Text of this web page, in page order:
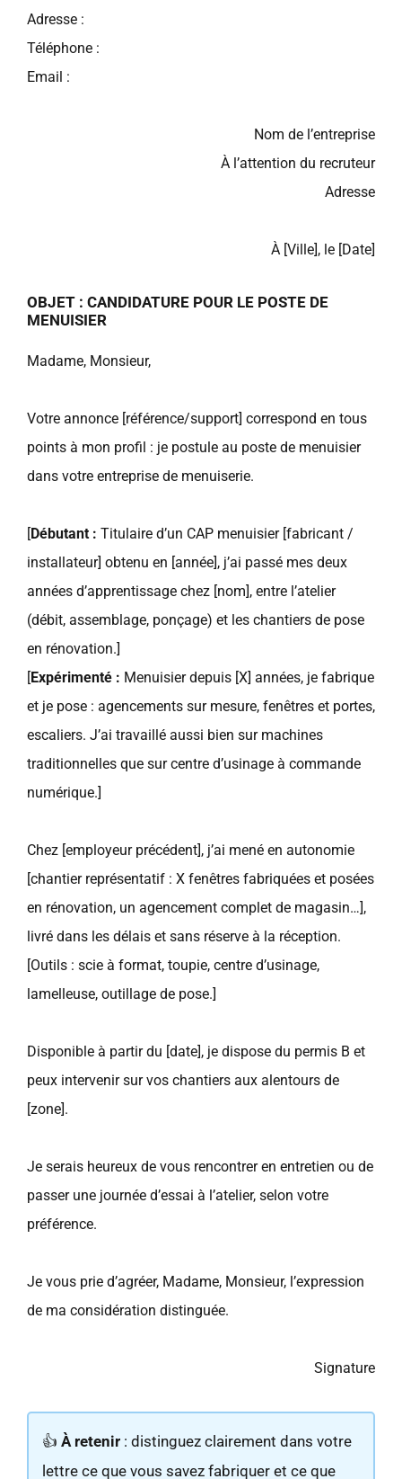
Adresse :
Téléphone :
Email :
Nom de l’entreprise
À l’attention du recruteur
Adresse
À [Ville], le [Date]
OBJET : CANDIDATURE POUR LE POSTE DE
MENUISIER
Madame, Monsieur,
Votre annonce [référence/support] correspond en tous
points à mon profil : je postule au poste de menuisier
dans votre entreprise de menuiserie.
[Débutant : Titulaire d’un CAP menuisier [fabricant /
installateur] obtenu en [année], j’ai passé mes deux
années d’apprentissage chez [nom], entre l’atelier
(débit, assemblage, ponçage) et les chantiers de pose
en rénovation.]
[Expérimenté : Menuisier depuis [X] années, je fabrique
et je pose : agencements sur mesure, fenêtres et portes,
escaliers. J’ai travaillé aussi bien sur machines
traditionnelles que sur centre d’usinage à commande
numérique.]
Chez [employeur précédent], j’ai mené en autonomie
[chantier représentatif : X fenêtres fabriquées et posées
en rénovation, un agencement complet de magasin…],
livré dans les délais et sans réserve à la réception.
[Outils : scie à format, toupie, centre d’usinage,
lamelleuse, outillage de pose.]
Disponible à partir du [date], je dispose du permis B et
peux intervenir sur vos chantiers aux alentours de
[zone].
Je serais heureux de vous rencontrer en entretien ou de
passer une journée d’essai à l’atelier, selon votre
préférence.
Je vous prie d’agréer, Madame, Monsieur, l’expression
de ma considération distinguée.
Signature
👍 À retenir : distinguez clairement dans votre
lettre ce que vous savez fabriquer et ce que